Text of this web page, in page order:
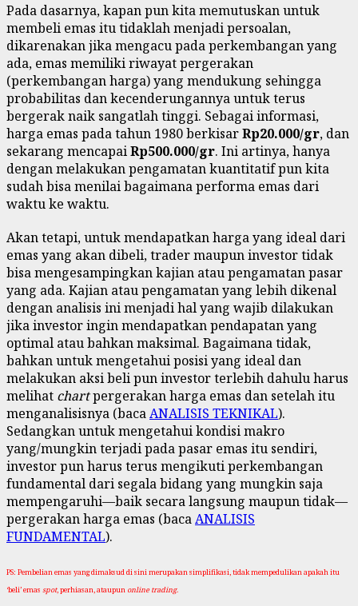
Pada dasarnya, kapan pun kita memutuskan untuk
membeli emas itu tidaklah menjadi persoalan,
dikarenakan jika mengacu pada perkembangan yang
ada, emas memiliki riwayat pergerakan
(perkembangan harga) yang mendukung sehingga
probabilitas dan kecenderungannya untuk terus
bergerak naik sangatlah tinggi. Sebagai informasi,
harga emas pada tahun 1980 berkisarRp20.000/gr, dan
sekarang mencapaiRp500.000/gr. Ini artinya, hanya
dengan melakukan pengamatan kuantitatif pun kita
sudah bisa menilai bagaimana performa emas dari
waktu ke waktu.
Akan tetapi, untuk mendapatkan harga yang ideal dari
emas yang akan dibeli, trader maupun investor tidak
bisa mengesampingkan kajian atau pengamatan pasar
yang ada. Kajian atau pengamatan yang lebih dikenal
dengan analisis ini menjadi hal yang wajib dilakukan
jika investor ingin mendapatkan pendapatan yang
optimal atau bahkan maksimal. Bagaimana tidak,
bahkan untuk mengetahui posisi yang ideal dan
melakukan aksi beli pun investor terlebih dahulu harus
melihat chartpergerakan harga emas dan setelah itu
menganalisisnya (bacaANALISIS TEKNIKAL).
Sedangkan untuk mengetahui kondisi makro
yang/mungkin terjadi pada pasar emas itu sendiri,
investor pun harus terus mengikuti perkembangan
fundamental dari segala bidang yang mungkin saja
mempengaruhi—baik secara langsung maupun tidak—
pergerakan harga emas (bacaANALISIS
FUNDAMENTAL).
PS: Pembelian emas yang dimaksud di sini merupakan simplifikasi, tidak mempedulikan apakah itu
‘beli’ emas spot, perhiasan, ataupun online trading.